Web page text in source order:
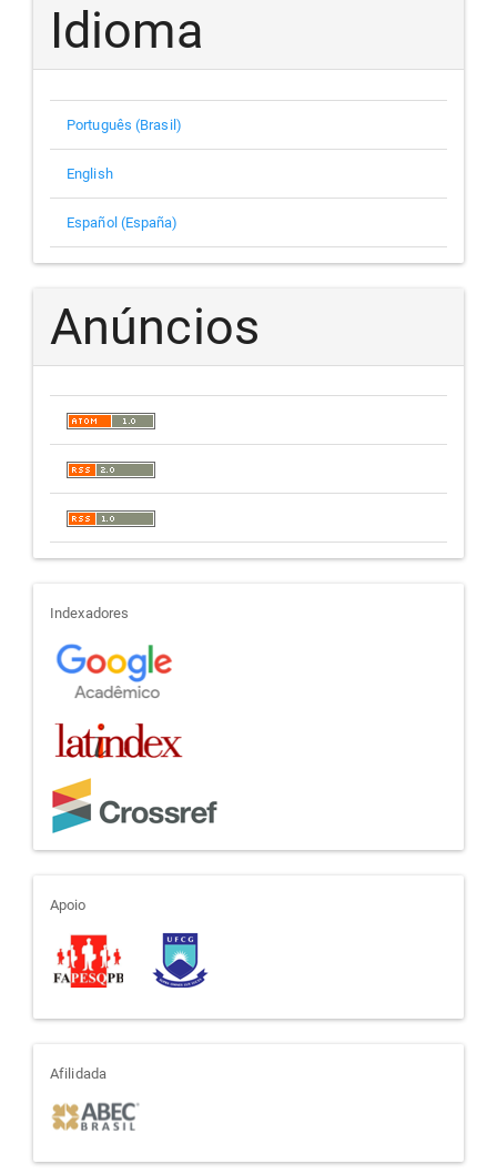
Idioma
Português (Brasil)
English
Español (España)
Anúncios
indexadores
Indexadores
apoio
Apoio
afiliada
Afilidada